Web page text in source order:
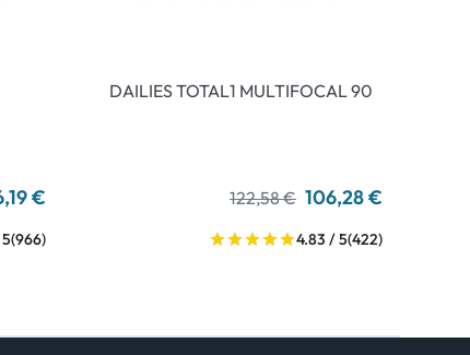
€
(966)
DAILIES TOTAL1 MULTIFOCAL 90
122,58 € 106,28 €
4.83 / 5(422)